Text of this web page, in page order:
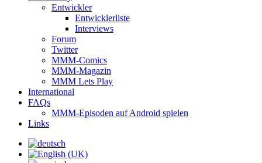
Entwickler
Entwicklerliste
Interviews
Forum
Twitter
MMM-Comics
MMM-Magazin
MMM Lets Play
International
FAQs
MMM-Episoden auf Android spielen
Links